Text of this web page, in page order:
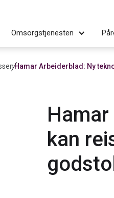
Omsorgstjenesten
Hamar Arbeiderblad: Ny
kan